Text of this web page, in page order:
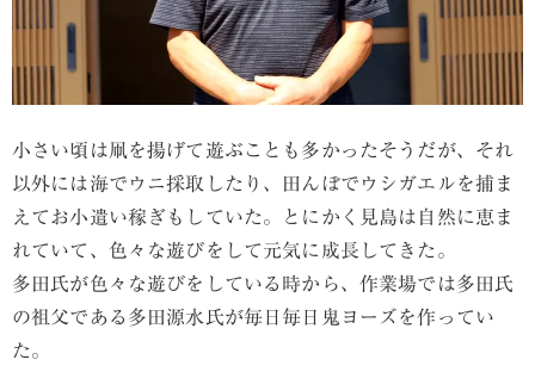
小さい頃は凧を揚げて遊ぶことも多かったそうだが、それ
以外には海でウニ採取したり、田んぼでウシガエルを捕ま
えてお小遣い稼ぎもしていた。とにかく見島は自然に恵ま
れていて、色々な遊びをして元気に成長してきた。
多田氏が色々な遊びをしている時から、作業場では多田氏
の祖父である多田源水氏が毎日毎日鬼ヨーズを作ってい
た。